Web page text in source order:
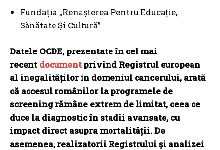
Fundația „Renașterea Pentru Educație,
Sănătate Și Cultură”
Datele OCDE, prezentate în cel mai
recent document privind Registrul european
al inegalităților în domeniul cancerului, arată
că accesul românilor la programele de
screening rămâne extrem de limitat, ceea ce
duce la diagnostic în stadii avansate, cu
impact direct asupra mortalității. De
asemenea, realizatorii Registrului și analizei